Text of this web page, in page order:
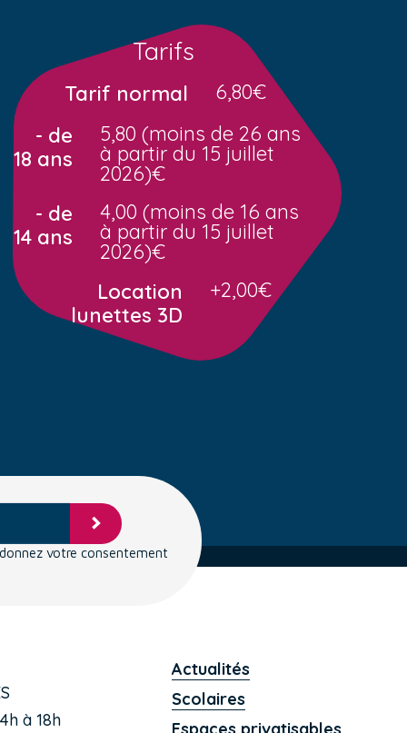
Tarifs
Tarif normal
6,80€
- de
18 ans
5,80 (moins de 26 ans
à partir du 15 juillet
2026)€
- de
14 ans
4,00 (moins de 16 ans
à partir du 15 juillet
2026)€
Location
lunettes 3D
+2,00€
votre consentement
à 18h
Actualités
Scolaires
Espaces privatisables